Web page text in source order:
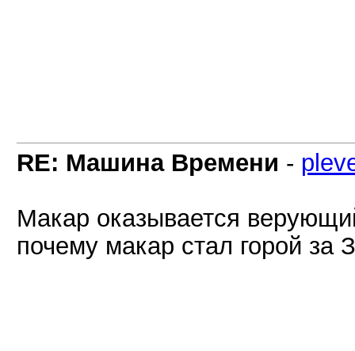
RE: Машина Времени -
Макар оказывается
почему макар стал горой за